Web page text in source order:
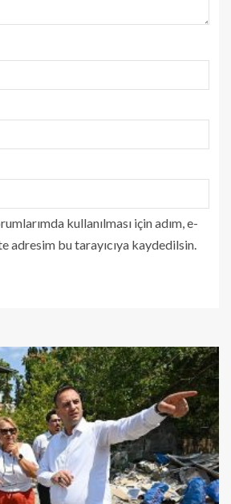
kullanılması için adım, e-
adresim bu tarayıcıya kaydedilsin.